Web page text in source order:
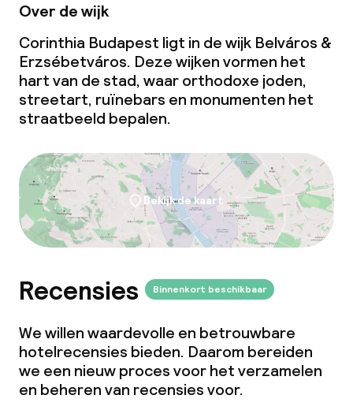
Dieetopties
Glutenvrije opties
Faciliteiten en diensten voor kinderen
Babysitservice
Schoonmaakvoorzieningen
Wasservice
Zakelijke faciliteiten
Conferentieruimte
Vergaderruimte
Over de wijk
Corinthia Budapest ligt in de wijk Belváros &
Erzsébetváros. Deze wijken vormen het
hart van de stad, waar orthodoxe joden,
streetart, ruïnebars en monumenten het
straatbeeld bepalen.
Bekijk de kaart
Recensies Binnenkort beschikbaar
We willen waardevolle en betrouwbare
hotelrecensies bieden. Daarom bereiden
we een nieuw proces voor het verzamelen
en beheren van recensies voor.